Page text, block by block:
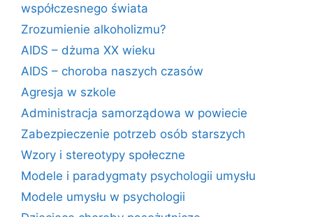
współczesnego świata
Zrozumienie alkoholizmu?
AIDS – dżuma XX wieku
AIDS – choroba naszych czasów
Agresja w szkole
Administracja samorządowa w powiecie
Zabezpieczenie potrzeb osób starszych
Wzory i stereotypy społeczne
Modele i paradygmaty psychologii umysłu
Modele umysłu w psychologii